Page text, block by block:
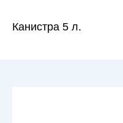
Канистра 5 л.